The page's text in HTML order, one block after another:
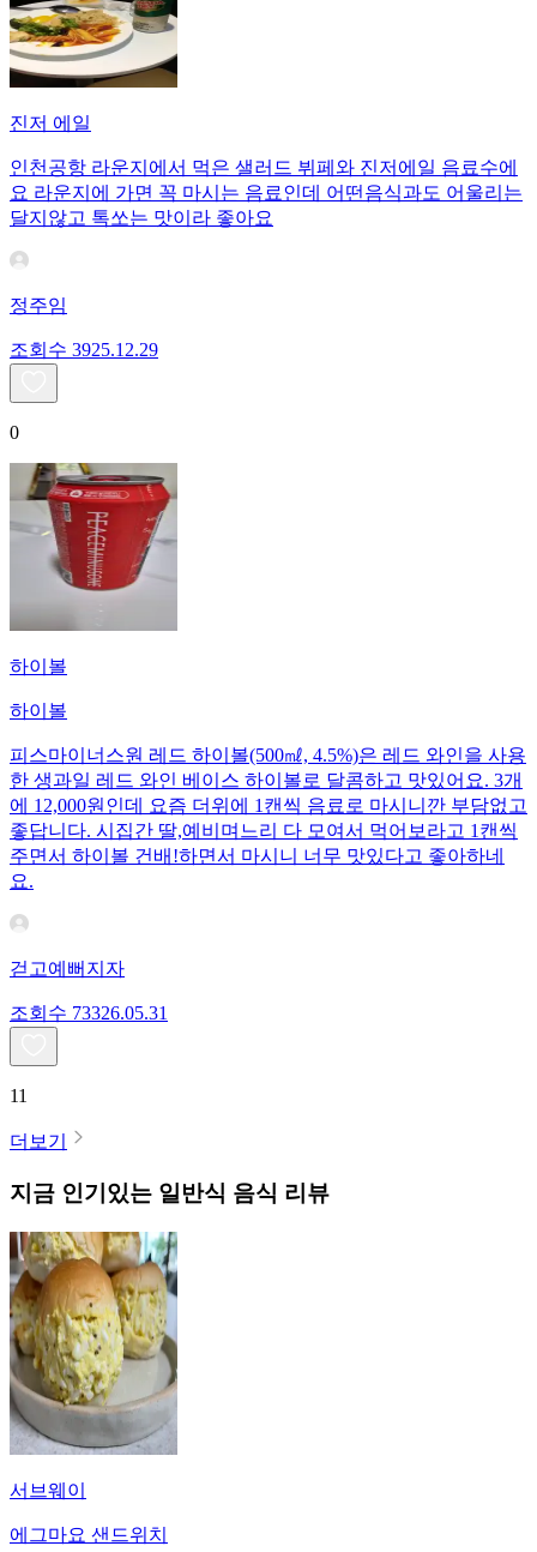
진저 에일
인천공항 라운지에서 먹은 샐러드 뷔페와 진저에일 음료수에
요 라운지에 가면 꼭 마시는 음료인데 어떤음식과도 어울리는
달지않고 톡쏘는 맛이라 좋아요
정주임
조회수 3925.12.29
0
하이볼
하이볼
피스마이너스원 레드 하이볼(500㎖, 4.5%)은 레드 와인을 사용
한 생과일 레드 와인 베이스 하이볼로 달콤하고 맛있어요. 3개
에 12,000원인데 요즘 더위에 1캔씩 음료로 마시니깐 부담없고
좋답니다. 시집간 딸,예비며느리 다 모여서 먹어보라고 1캔씩
주면서 하이볼 건배!하면서 마시니 너무 맛있다고 좋아하네
요.
걷고예뻐지자
조회수 73326.05.31
11
더보기
지금 인기있는 일반식 음식 리뷰
서브웨이
에그마요 샌드위치